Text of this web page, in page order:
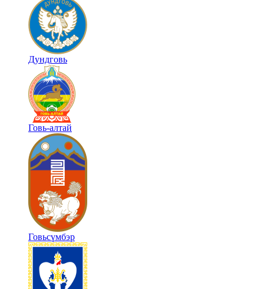
Дундговь
Говь-алтай
Говьсүмбэр